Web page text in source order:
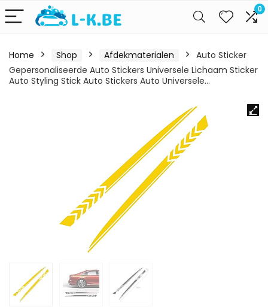
0
Home Shop Afdekmaterialen
Auto Sticker
Gepersonaliseerde Auto Stickers Universele Lichaam Sticker
Auto Styling Stick Auto Stickers Auto Universele…